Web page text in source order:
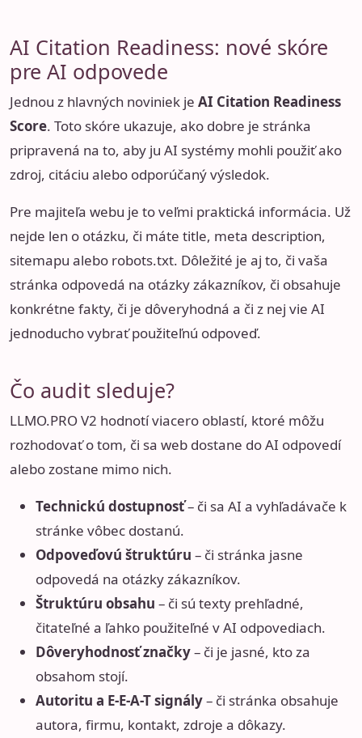
AI Citation Readiness: nové skóre
pre AI odpovede
Jednou z hlavných noviniek je AI Citation Readiness
Score. Toto skóre ukazuje, ako dobre je stránka
pripravená na to, aby ju AI systémy mohli použiť ako
zdroj, citáciu alebo odporúčaný výsledok.
Pre majiteľa webu je to veľmi praktická informácia. Už
nejde len o otázku, či máte title, meta description,
sitemapu alebo robots.txt. Dôležité je aj to, či vaša
stránka odpovedá na otázky zákazníkov, či obsahuje
konkrétne fakty, či je dôveryhodná a či z nej vie AI
jednoducho vybrať použiteľnú odpoveď.
Čo audit sleduje?
LLMO.PRO V2 hodnotí viacero oblastí, ktoré môžu
rozhodovať o tom, či sa web dostane do AI odpovedí
alebo zostane mimo nich.
Technickú dostupnosť– či sa AI a vyhľadávače k
stránke vôbec dostanú.
Odpoveďovú štruktúru – či stránka jasne
odpovedá na otázky zákazníkov.
Štruktúru obsahu – či sú texty prehľadné,
čitateľné a ľahko použiteľné v AI odpovediach.
Dôveryhodnosť značky– či je jasné, kto za
obsahom stojí.
Autoritu a E-E-A-T signály– či stránka obsahuje
autora, firmu, kontakt, zdroje a dôkazy.